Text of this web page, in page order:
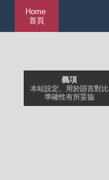
Home
首頁
義項
本站設定、用於語言對比
準確性有所妥協